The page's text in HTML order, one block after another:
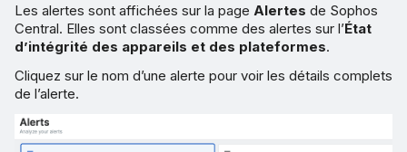
Les alertes sont affichées sur la page Alertes de Sophos
Central. Elles sont classées comme des alertes sur l’État
d’intégrité des appareils et des plateformes.
Cliquez sur le nom d’une alerte pour voir les détails complets
de l’alerte.